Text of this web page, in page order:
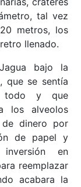
tal vez
metros, los
llenado.
bajo la
que se sentía
todo y que
los alveolos
de dinero por
de papel y
en
reemplazar
acabara la